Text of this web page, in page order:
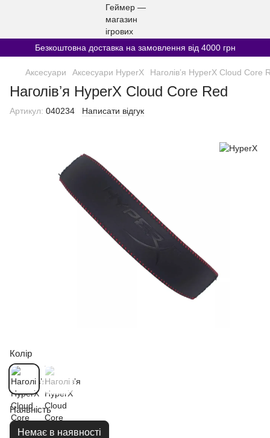
Безкоштовна доставка на замовлення від 4000 грн
Аксесуари Аксесуари HyperX Наголівʼя HyperX Cloud Core
Наголівʼя HyperX Cloud Core Red
Артикул: 040234 Написати відгук
Колір
Наявність
Немає в наявності